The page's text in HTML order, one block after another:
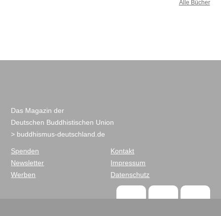
Alle Bücher
Das Magazin der
Deutschen Buddhistischen Union
> buddhismus-deutschland.de
Spenden
Newsletter
Werben
Kontakt
Impressum
Datenschutz